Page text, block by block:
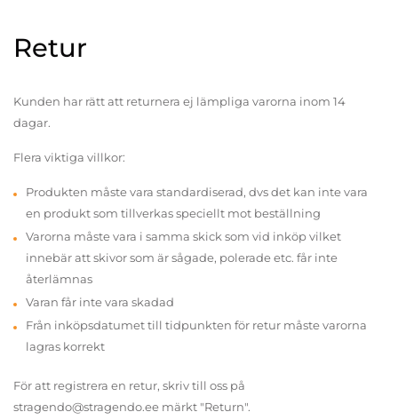
Retur
Kunden har rätt att returnera ej lämpliga varorna inom 14
dagar.
Flera viktiga villkor:
Produkten måste vara standardiserad, dvs det kan inte vara
en produkt som tillverkas speciellt mot beställning
Varorna måste vara i samma skick som vid inköp vilket
innebär att skivor som är sågade, polerade etc. får inte
återlämnas
Varan får inte vara skadad
Från inköpsdatumet till tidpunkten för retur måste varorna
lagras korrekt
För att registrera en retur, skriv till oss på
stragendo@stragendo.ee märkt "Return".